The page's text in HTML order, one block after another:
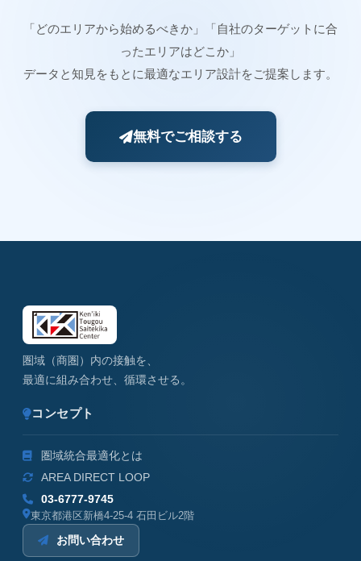
「どのエリアから始めるべきか」「自社のターゲットに合
ったエリアはどこか」
データと知見をもとに最適なエリア設計をご提案します。
無料でご相談する
圏域（商圏）内の接触を、
最適に組み合わせ、循環させる。
コンセプト
圏域統合最適化とは
AREA DIRECT LOOP
03-6777-9745
東京都港区新橋4-25-4 石田ビル2階
お問い合わせ